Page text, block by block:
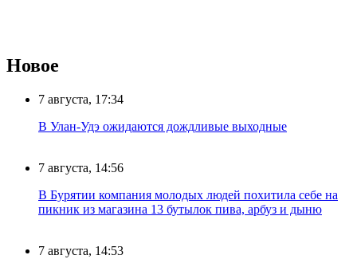
Новое
7 августа, 17:34
В Улан-Удэ ожидаются дождливые выходные
7 августа, 14:56
В Бурятии компания молодых людей похитила себе на
пикник из магазина 13 бутылок пива, арбуз и дыню
7 августа, 14:53